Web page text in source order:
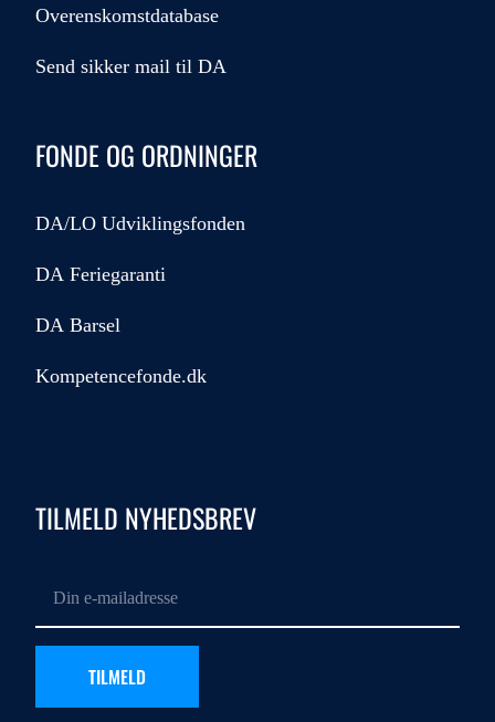
Overenskomstdatabase
Send sikker mail til DA
FONDE OG ORDNINGER
DA/LO Udviklingsfonden
DA Feriegaranti
DA Barsel
Kompetencefonde.dk
TILMELD NYHEDSBREV